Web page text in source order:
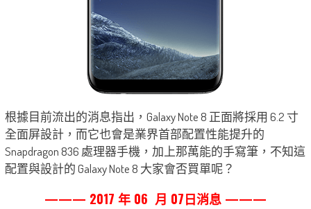
根據目前流出的消息指出，Galaxy Note 8 正面將採用 6.2 寸
全面屏設計，而它也會是業界首部配置性能提升的
Snapdragon 836 處理器手機，加上那萬能的手寫筆，不知這
配置與設計的 Galaxy Note 8 大家會否買單呢？
——— 2017 年 06 月 07日消息 ———